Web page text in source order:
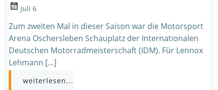
Juli 6
Zum zweiten Mal in dieser Saison war die Motorsport
Arena Oschersleben Schauplatz der Internationalen
Deutschen Motorradmeisterschaft (IDM). Für Lennox
Lehmann […]
weiterlesen...